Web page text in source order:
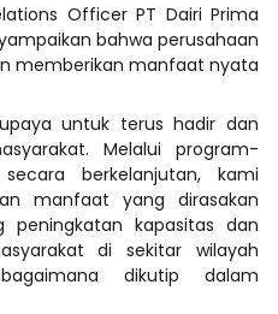
Officer PT Dairi Prima
bahwa perusahaan
memberikan manfaat nyata
untuk terus hadir dan
Melalui program-
berkelanjutan, kami
manfaat yang dirasakan
peningkatan kapasitas dan
di sekitar wilayah
dikutip dalam